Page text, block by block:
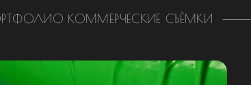
КОММЕРЧЕСКИЕ СЪЁМКИ